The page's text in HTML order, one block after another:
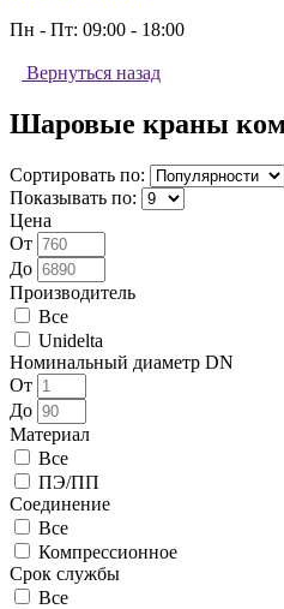
Пн - Пт: 09:00 - 18:00
Вернуться назад
Шаровые краны
Сортировать по:
Показывать по:
Цена
От
До
Производитель
Все
Unidelta
Номинальный диаметр DN
От
До
Материал
Все
ПЭ/ПП
Соединение
Все
Компрессионное
Срок службы
Все